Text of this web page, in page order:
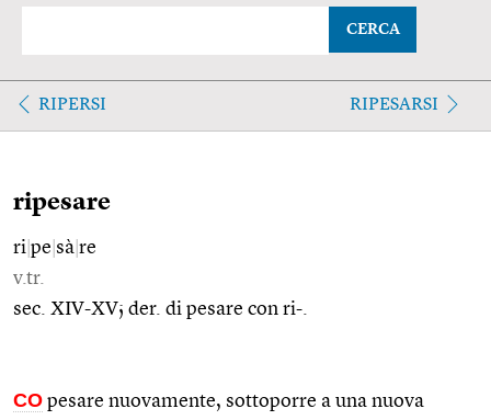
CERCA
RIPERSI RIPESARSI
ripesare
ri pe sà re
v.tr.
sec. XIV-XV; der. di pesare con ri-.
CO pesare nuovamente, sottoporre a una nuova